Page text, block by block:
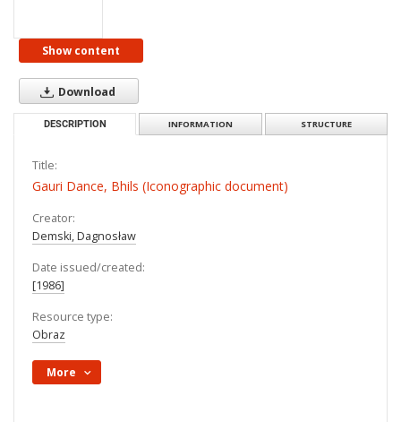
Show content
Download
DESCRIPTION INFORMATION STRUCTURE
Title:
Gauri Dance, Bhils (Iconographic document)
Creator:
Demski, Dagnosław
Date issued/created:
[1986]
Resource type:
Obraz
More